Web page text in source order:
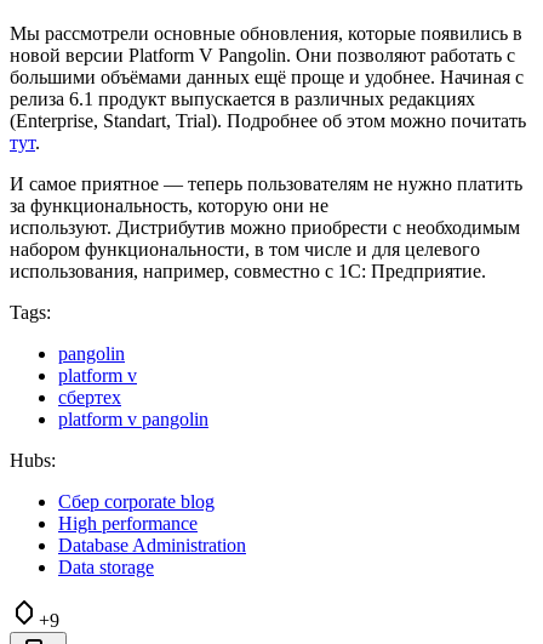
Мы рассмотрели основные обновления, которые появились в
новой версии Platform V Pangolin. Они позволяют работать с
большими объёмами данных ещё проще и удобнее. Начиная с
релиза 6.1 продукт выпускается в различных редакциях
(Enterprise, Standart, Trial). Подробнее об этом можно почитать
тут.
И самое приятное — теперь пользователям не нужно платить
за функциональность, которую они не
используют. Дистрибутив можно приобрести с необходимым
набором функциональности, в том числе и для целевого
использования, например, совместно с 1С: Предприятие.
Tags:
pangolin
platform v
сбертех
platform v pangolin
Hubs:
Сбер corporate blog
High performance
Database Administration
Data storage
+9